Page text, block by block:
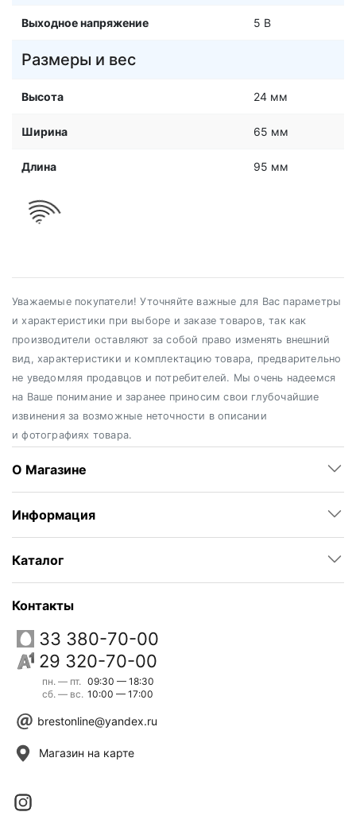
Выходное напряжение 5 В
Размеры и вес
Высота 24 мм
Ширина 65 мм
Длина 95 мм
Уважаемые покупатели! Уточняйте важные для Вас параметры
и характеристики при выборе и заказе товаров, так как
производители оставляют за собой право изменять внешний
вид, характеристики и комплектацию товара, предварительно
не уведомляя продавцов и потребителей. Мы очень надеемся
на Ваше понимание и заранее приносим свои глубочайшие
извинения за возможные неточности в описании
и фотографиях товара.
О Магазине
Информация
Каталог
Контакты
33 380-70-00
29 320-70-00
пн. — пт.
сб. — вс.
09:30 — 18:30
10:00 — 17:00
brestonline@yandex.ru
Магазин на карте